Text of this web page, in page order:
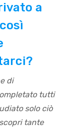
a
di
tutti
solo ciò
tante